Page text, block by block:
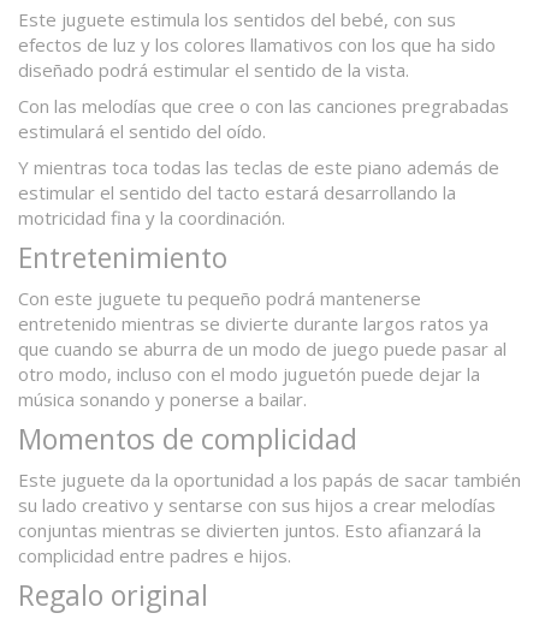
Este juguete estimula los sentidos del bebé, con sus
efectos de luz y los colores llamativos con los que ha sido
diseñado podrá estimular el sentido de la vista.
Con las melodías que cree o con las canciones pregrabadas
estimulará el sentido del oído.
Y mientras toca todas las teclas de este piano además de
estimular el sentido del tacto estará desarrollando la
motricidad fina y la coordinación.
Entretenimiento
Con este juguete tu pequeño podrá mantenerse
entretenido mientras se divierte durante largos ratos ya
que cuando se aburra de un modo de juego puede pasar al
otro modo, incluso con el modo juguetón puede dejar la
música sonando y ponerse a bailar.
Momentos de complicidad
Este juguete da la oportunidad a los papás de sacar también
su lado creativo y sentarse con sus hijos a crear melodías
conjuntas mientras se divierten juntos. Esto afianzará la
complicidad entre padres e hijos.
Regalo original